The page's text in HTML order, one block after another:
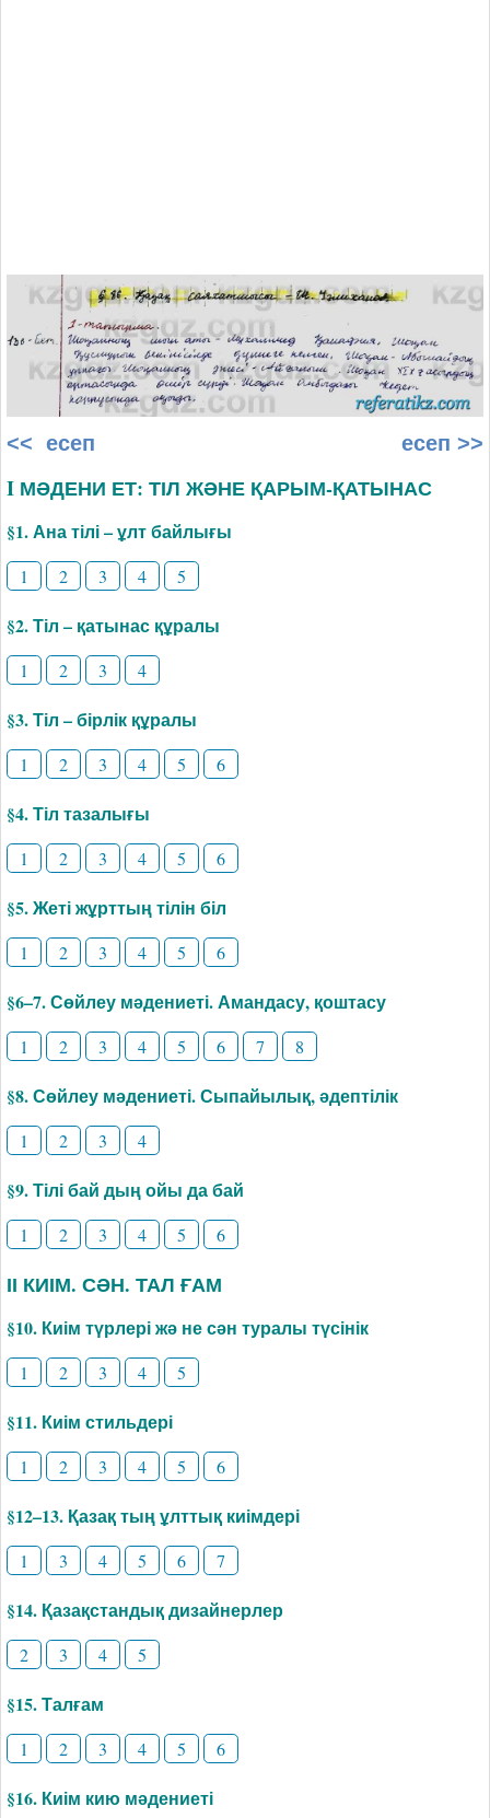
<< есеп есеп >>
I МӘДЕНИ ЕТ: ТІЛ ЖӘНЕ ҚАРЫМ-ҚАТЫНАС
§1. Ана тілі – ұлт байлығы
1 2 3 4 5
§2. Тіл – қатынас құралы
1 2 3 4
§3. Тіл – бірлік құралы
1 2 3 4 5 6
§4. Тіл тазалығы
1 2 3 4 5 6
§5. Жеті жұрттың тілін біл
1 2 3 4 5 6
§6–7. Сөйлеу мәдениеті. Амандасу, қоштасу
1 2 3 4 5 6 7 8
§8. Сөйлеу мәдениеті. Сыпайылық, әдептілік
1 2 3 4
§9. Тілі бай дың ойы да бай
1 2 3 4 5 6
ІІ КИІМ. СӘН. ТАЛ ҒАМ
§10. Киім түрлері жә не сән туралы түсінік
1 2 3 4 5
§11. Киім стильдері
1 2 3 4 5 6
§12–13. Қазақ тың ұлттық киімдері
1 3 4 5 6 7
§14. Қазақстандық дизайнерлер
2 3 4 5
§15. Талғам
1 2 3 4 5 6
§16. Киім кию мәдениеті